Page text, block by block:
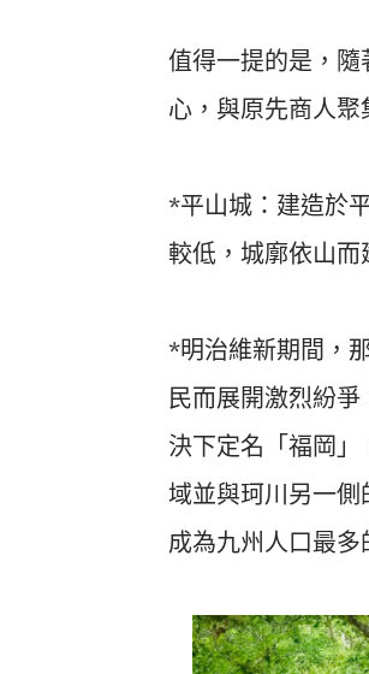
值得一提的是，
心，與原先商人
*平山城：建造於
較低，城廓依山而
*明治維新期間，
民而展開激烈紛
決下定名「福岡
域並與珂川另一
成為九州人口最多